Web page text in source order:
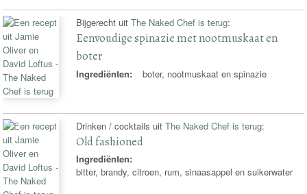
Bijgerecht uitThe Naked Chef is terug:
Eenvoudige spinazie met nootmuskaat en
boter
Ingrediënten: boter, nootmuskaat en spinazie
Drinken / cocktails uitThe Naked Chef is terug:
Old fashioned
Ingrediënten:
bitter, brandy, citroen, rum, sinaasappel en suikerwater